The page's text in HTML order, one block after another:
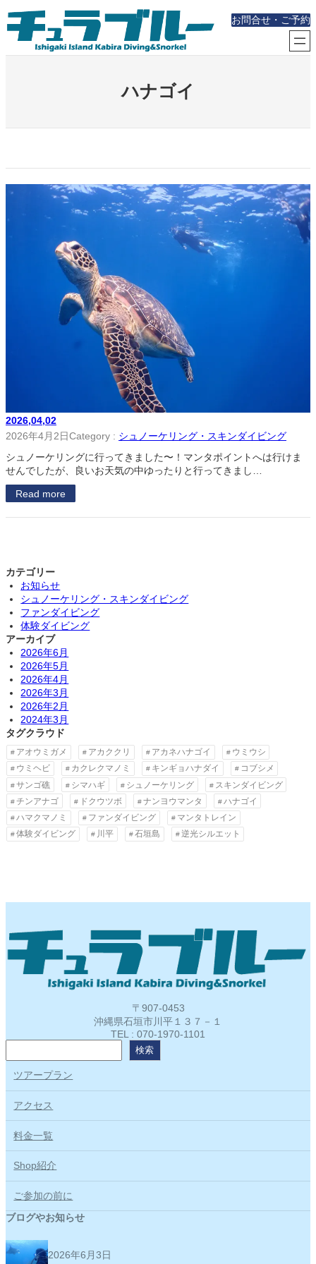
内
容
お問合せ・ご予約
ハナゴイ
2026,04,02
2026年4月2日Category : シュノーケリング・スキンダイビング
シュノーケリングに行ってきました〜！マンタポイントへは行けま
せんでしたが、良いお天気の中ゆったりと行ってきまし…
Read more
カテゴリー
お知らせ
シュノーケリング・スキンダイビング
ファンダイビング
体験ダイビング
アーカイブ
2026年6月
2026年5月
2026年4月
2026年3月
2026年2月
2024年3月
タグクラウド
アオウミガメ アカククリ アカネハナゴイ
ウミウシ
ウミヘビ
カクレクマノミ キンギョハナダイ
コブシメ
サンゴ礁
シマハギ シュノーケリング
スキンダイビング
チンアナゴ
ドクウツボ ナンヨウマンタ
ハナゴイ
ハマクマノミ
ファンダイビング
マンタトレイン
体験ダイビング
川平 石垣島 逆光シルエット
〒907-0453
沖縄県石垣市川平１３７－１
TEL : 070-1970-1101
索
検索
ツアープラン
アクセス
料金一覧
Shop紹介
ご参加の前に
ブログやお知らせ
2026年6月3日